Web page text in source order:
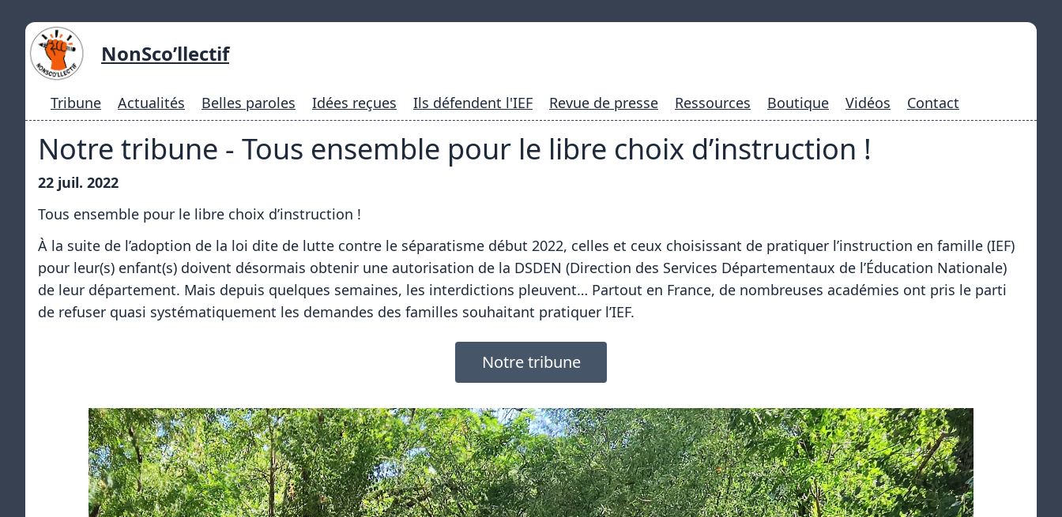
NonSco’llectif
Tribune Actualités Belles paroles Idées reçues Ils défendent l'IEF Revue de presse Ressources Boutique Vidéos Contact
Notre tribune - Tous ensemble pour le libre choix d’instruction !
22 juil. 2022
Tous ensemble pour le libre choix d’instruction !
À la suite de l’adoption de la loi dite de lutte contre le séparatisme début 2022, celles et ceux choisissant de pratiquer l’instruction en famille (IEF)
pour leur(s) enfant(s) doivent désormais obtenir une autorisation de la DSDEN (Direction des Services Départementaux de l’Éducation Nationale)
de leur département. Mais depuis quelques semaines, les interdictions pleuvent… Partout en France, de nombreuses académies ont pris le parti
de refuser quasi systématiquement les demandes des familles souhaitant pratiquer l’IEF.
Notre tribune